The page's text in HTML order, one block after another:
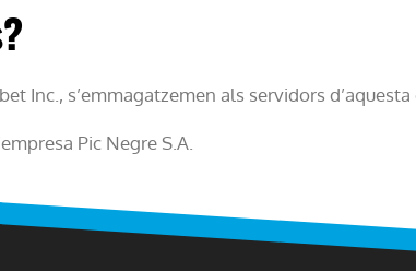
Inc., s’emmagatzemen als servidors d’aquesta
Pic Negre S.A.